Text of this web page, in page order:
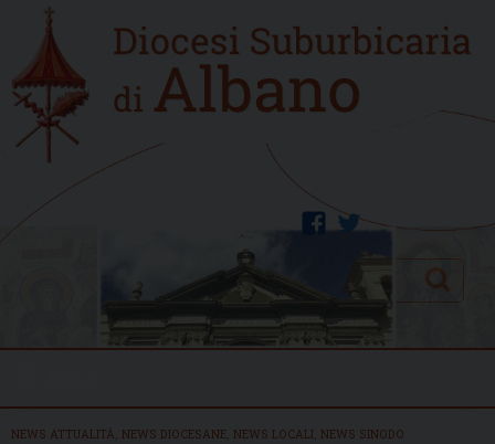
content
Home
new
twitter
facebook
Search
NEWS ATTUALITÀ NEWS DIOCESANE NEWS LOCALI NEWS SINODO